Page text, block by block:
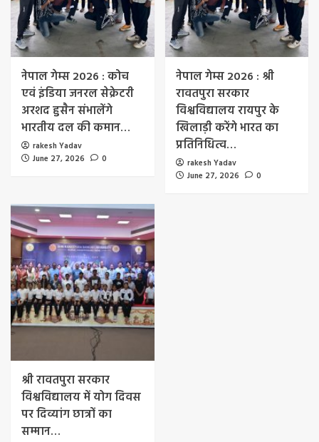
नेपाल गेम्स 2026 : कोच
एवं इंडिया जनरल सेक्रेटरी
अरशद हुसैन संभालेंगे
भारतीय दल की कमान…
rakesh Yadav
June 27, 2026
0
नेपाल गेम्स 2026 : श्री
रावतपुरा सरकार
विश्वविद्यालय रायपुर के
खिलाड़ी करेंगे भारत का
प्रतिनिधित्व…
rakesh Yadav
June 27, 2026
0
श्री रावतपुरा सरकार
विश्वविद्यालय में योग दिवस
पर दिव्यांग छात्रों का
सम्मान…